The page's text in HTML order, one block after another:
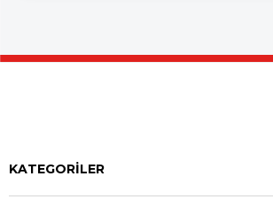
KATEGORİLER